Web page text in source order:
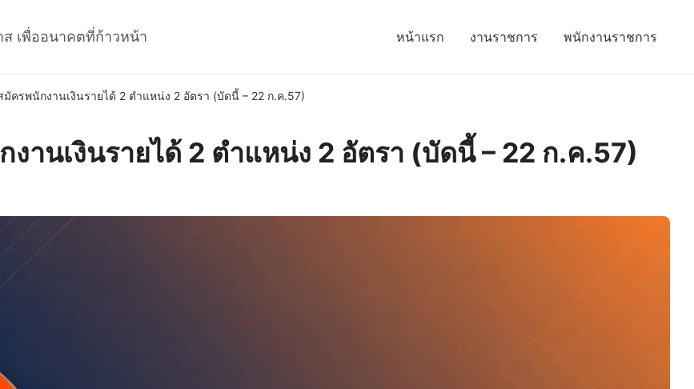
ส เพื่ออนาคตที่ก้าวหน้า หน้าแรก งานราชการ พนักงานราชการ
ครพนักงานเงินรายได้ 2 ตำแหน่ง 2 อัตรา (บัดนี้ – 22 ก.ค.57)
านเงินรายได้ 2 ตำแหน่ง 2 อัตรา (บัดนี้ – 22 ก.ค.57)